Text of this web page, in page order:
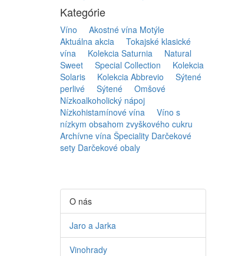
Kategórie
Víno
Akostné vína Motýle
Aktuálna akcia
Tokajské klasické
vína
Kolekcia Saturnia
Natural
Sweet
Special Collection
Kolekcia
Solaris
Kolekcia Abbrevio
Sýtené
perlivé
Sýtené
Omšové
Nízkoalkoholický nápoj
Nízkohistamínové vína
Víno s
nízkym obsahom zvyškového cukru
Archívne vína Špeciality Darčekové
sety Darčekové obaly
O nás
Jaro a Jarka
Vinohrady